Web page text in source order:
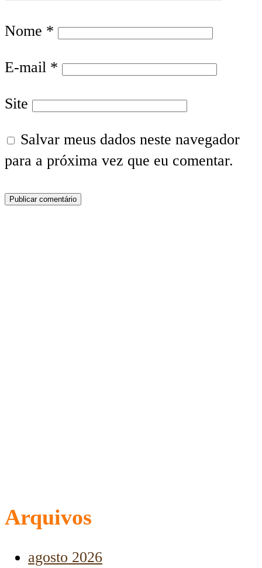
Nome *
E-mail *
Site
Salvar meus dados neste navegador
para a próxima vez que eu comentar.
Arquivos
agosto 2026